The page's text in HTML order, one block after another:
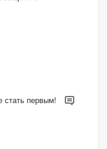
стать первым!